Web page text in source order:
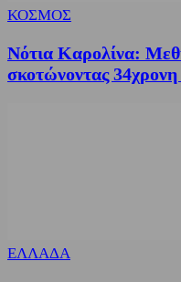
ΚΟΣΜΟΣ
Νότια Καρολίνα:
σκοτώνοντας 34χρονη
ΕΛΛΑΔΑ